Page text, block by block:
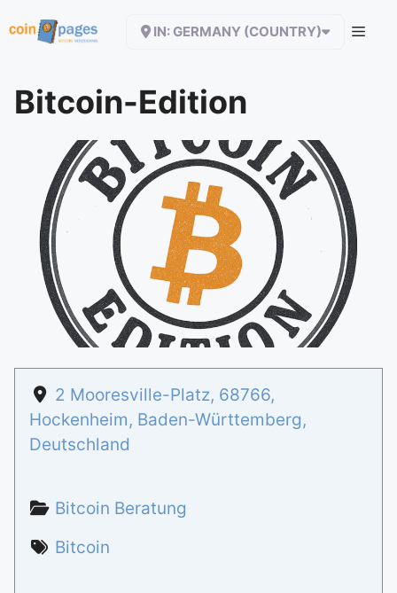
Inhalt
IN: GERMANY (COUNTRY)
Bitcoin-Edition
2 Mooresville-Platz, 68766,
Hockenheim, Baden-Württemberg,
Deutschland
Bitcoin Beratung
Bitcoin